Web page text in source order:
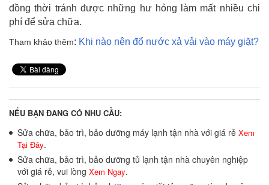
đồng thời tránh được những hư hỏng làm mất nhiều chi
phí để sửa chữa.
Tham khảo thêm: Khi nào nên đổ nước xả vải vào máy giặt?
NẾU BẠN ĐANG CÓ NHU CẦU:
Sửa chữa, bảo trì, bảo dưỡng máy lạnh tận nhà với giá rẻ Xem
Tại Đây.
Sửa chữa, bảo trì, bảo dưỡng tủ lạnh tận nhà chuyên nghiệp
với giá rẻ, vui lòng Xem Ngay.